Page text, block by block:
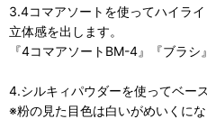
3.4コマアソートを使ってハイラ
立体感を出します。
『4コマアソートBM-4』『ブラシ
4.シルキィパウダーを使ってベー
※粉の見た目色は白いがめいくにな